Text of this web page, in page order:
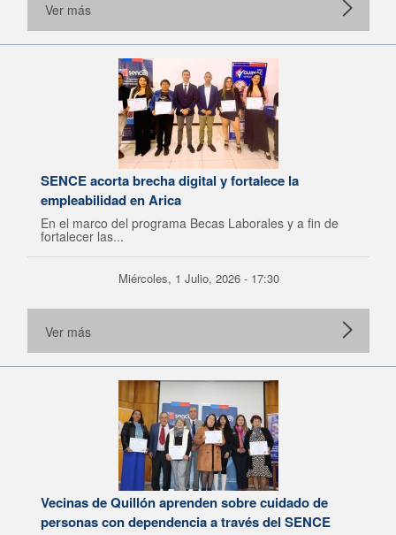
Ver más
SENCE acorta brecha digital y fortalece la
empleabilidad en Arica
En el marco del programa Becas Laborales y a fin de
fortalecer las...
Miércoles, 1 Julio, 2026 - 17:30
Ver más
Vecinas de Quillón aprenden sobre cuidado de
personas con dependencia a través del SENCE